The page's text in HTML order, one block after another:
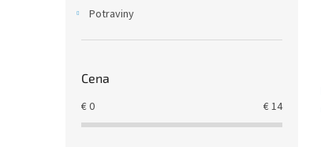
Potraviny
Cena
€0 €14